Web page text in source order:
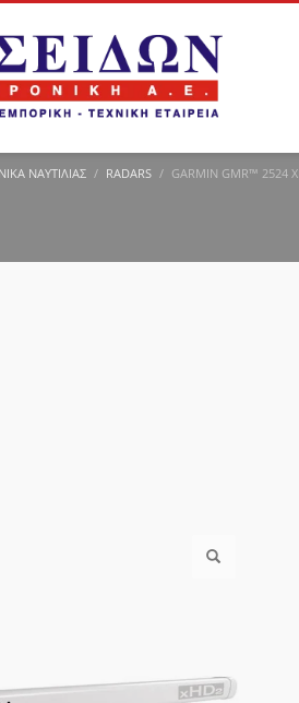
ΝΑΥΤΙΛΊΑΣ RADARS GARMIN GMR™ 2524